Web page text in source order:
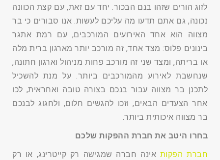
לזוג הורים שזהו בנם הבכור. יחד עם זאת, עם קצת הכוונה
נכונה, גם אתם תדעו מה עליכם לעשות. אנו סבורים כי בר
מצווה הוא אחד האירועים המורכבים, עם רמת אתגר
בינונים פלוס: מצד אחד, זה מורכב יותר מארגון ברית מלה
או בריתה, ומצד שני זה מורכב פחות מניהול וארגון חתונה,
שנחשבת לאירוע מהמורכבים ביותר. על מנת להשכיל
לתכנן בר מצווה עבור בנכם בצורה טובה ואחראית, לכו
אחר הצעדים הבאים, וזכו להגשים חלום, ולחגוג לבנכם
בר מצווה איכותית ביותר.
בחרו היטב את חברת ההפקות שלכם
חברת הפקות אינה חברה שמגישה רק קייטרינג, או רק